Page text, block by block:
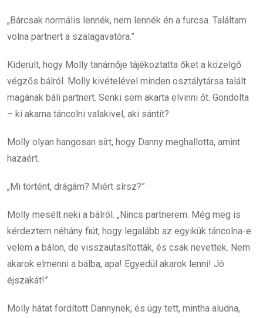
„Bárcsak normális lennék, nem lennék én a furcsa. Találtam
volna partnert a szalagavatóra.”
Kiderült, hogy Molly tanárnője tájékoztatta őket a közelgő
végzős bálról. Molly kivételével minden osztálytársa talált
magának báli partnert. Senki sem akarta elvinni őt. Gondolta
– ki akarna táncolni valakivel, aki sántít?
Molly olyan hangosan sírt, hogy Danny meghallotta, amint
hazaért.
„Mi történt, drágám? Miért sírsz?”
Molly mesélt neki a bálról. „Nincs partnerem. Még meg is
kérdeztem néhány fiút, hogy legalább az egyikük táncolna-e
velem a bálon, de visszautasították, és csak nevettek. Nem
akarok elmenni a bálba, apa! Egyedül akarok lenni! Jó
éjszakát!”
Molly hátat fordított Dannynek, és úgy tett, mintha aludna,